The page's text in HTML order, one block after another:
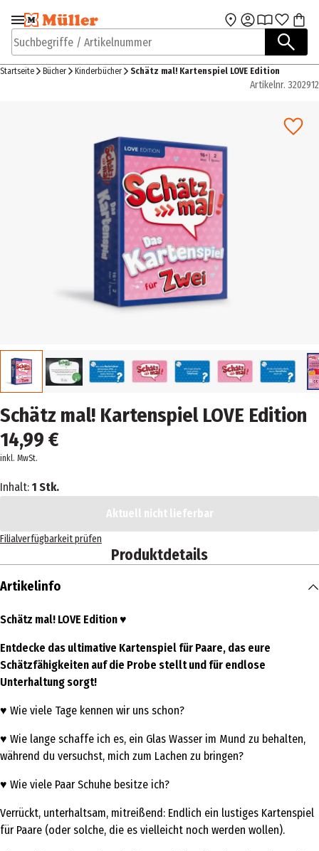
Zur Navigation
springen
Zum Hauptinhalt
Suchbegriffe / Artikelnummer
Startseite Bücher Kinderbücher Schätz mal! Kartenspiel LOVE Edition
Artikelnr. 3202912
Schätz mal! Kartenspiel LOVE Edition
14,99 €
inkl. MwSt.
Inhalt: 1 Stk.
Aktuell nicht lieferbar
Filialverfügbarkeit prüfen
Produktdetails
Artikelinfo
Schätz mal! LOVE Edition♥️
Entdecke das ultimative Kartenspiel für Paare, das eure
Schätzfähigkeiten auf die Probe stellt und für endlose
Unterhaltung sorgt!
♥️ Wie viele Tage kennen wir uns schon?
♥️ Wie lange schaffe ich es, ein Glas Wasser im Mund zu behalten,
während du versuchst, mich zum Lachen zu bringen?
♥️ Wie viele Paar Schuhe besitze ich?
Verrückt, unterhaltsam, mitreißend: Endlich ein lustiges Kartenspiel
für Paare (oder solche, die es vielleicht noch werden wollen).